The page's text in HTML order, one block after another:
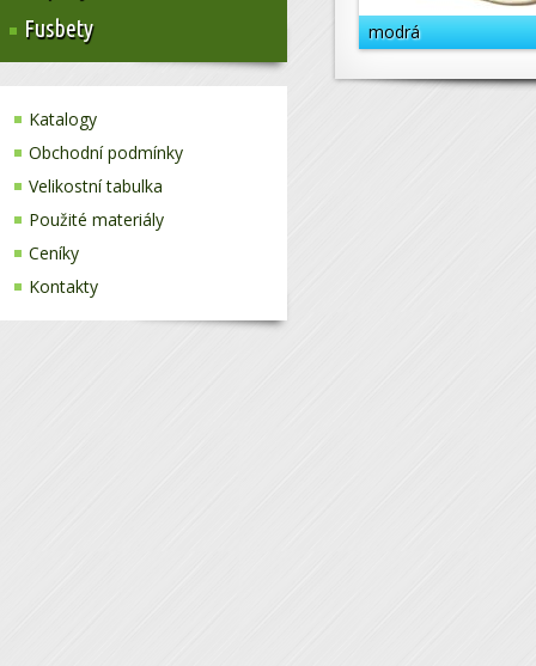
Fusbety
Katalogy
Obchodní podmínky
Velikostní tabulka
Použité materiály
Ceníky
Kontakty
modrá